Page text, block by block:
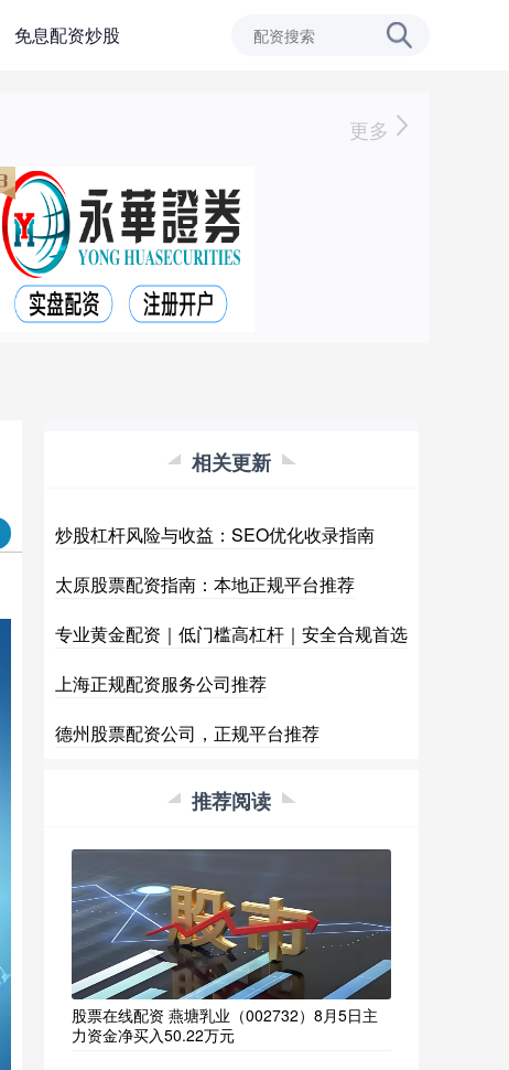
免息配资炒股
更多
相关更新
炒股杠杆风险与收益：SEO优化收录指南
太原股票配资指南：本地正规平台推荐
专业黄金配资｜低门槛高杠杆｜安全合规首选
上海正规配资服务公司推荐
德州股票配资公司，正规平台推荐
推荐阅读
股票在线配资 燕塘乳业（002732）8月5日主
力资金净买入50.22万元